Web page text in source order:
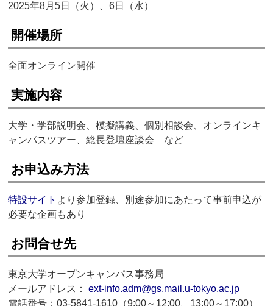
2025年8月5日（火）、6日（水）
開催場所
全面オンライン開催
実施内容
大学・学部説明会、模擬講義、個別相談会、オンラインキ
ャンパスツアー、総長登壇座談会 など
お申込み方法
特設サイト より参加登録、別途参加にあたって事前申込が
必要な企画もあり
お問合せ先
東京大学オープンキャンパス事務局
メールアドレス：ext-info.adm@gs.mail.u-tokyo.ac.jp
電話番号：03-5841-1610（9:00～12:00、13:00～17:00）